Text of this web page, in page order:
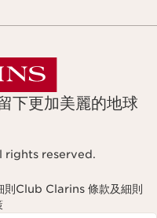
下更加美麗的地球
rights reserved.
則 Club Clarins 條款及細則